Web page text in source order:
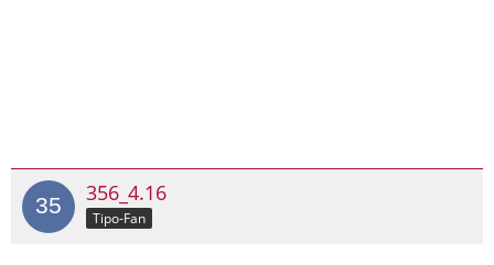
356_4.16
Tipo-Fan